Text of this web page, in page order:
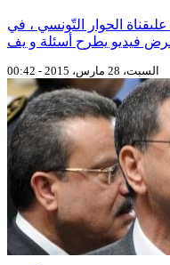
عرضت اليوم الجمعة 27 مارس 2015 علىقناة الحوار التّونسي ، في
السبت، 28 مارس، 2015 - 00:42